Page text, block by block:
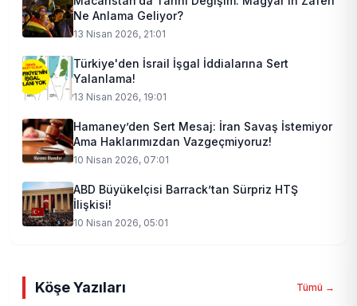
Ne Anlama Geliyor?
13 Nisan 2026, 21:01
Türkiye'den İsrail İşgal İddialarına Sert
Yalanlama!
13 Nisan 2026, 19:01
Hamaney’den Sert Mesaj: İran Savaş İstemiyor
Ama Haklarımızdan Vazgeçmiyoruz!
10 Nisan 2026, 07:01
ABD Büyükelçisi Barrack’tan Sürpriz HTŞ
İlişkisi!
10 Nisan 2026, 05:01
Köşe Yazıları Tümü →